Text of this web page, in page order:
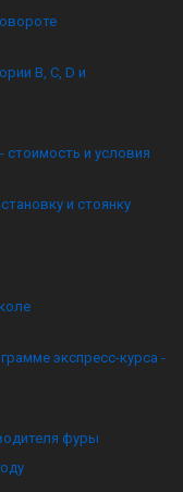
B, C, D и
стоимость и условия
и стоянку
экспресс-курса -
фуры